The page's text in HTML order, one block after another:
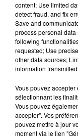
20 juillet 2026
UNE
OPÉRER DE
La famille a
reconnu sa
excuses.
TITRES
14h21
14h21
content; Use limited
detect fraud, and fix
Save and
process personal
following
requested; Use
other data sources;
information
Vous pouvez accepter
sélectionnant les
Vous pouvez
accepter". Vos
pouvez mettre à jour
moment via le lien